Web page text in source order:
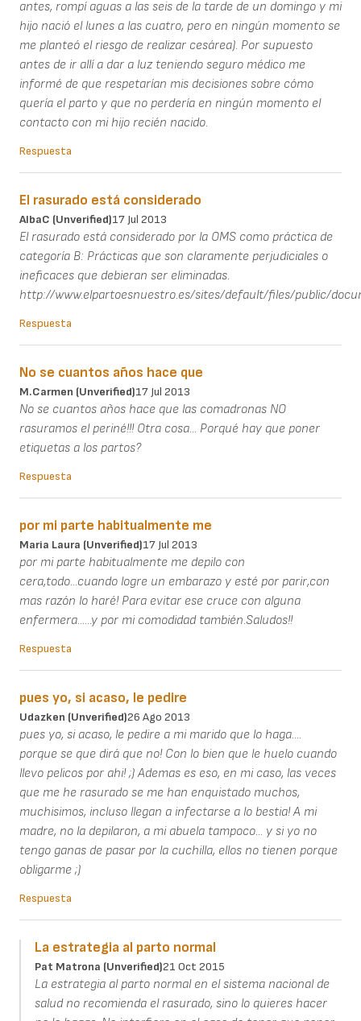
antes, rompí aguas a las seis de la tarde de un domingo y mi
hijo nació el lunes a las cuatro, pero en ningún momento se
me planteó el riesgo de realizar cesárea). Por supuesto
antes de ir allí a dar a luz teniendo seguro médico me
informé de que respetarían mis decisiones sobre cómo
quería el parto y que no perdería en ningún momento el
contacto con mi hijo recién nacido.
Respuesta
El rasurado está considerado
AlbaC (unverified)17 Jul 2013
El rasurado está considerado por la OMS como práctica de
categoría B: Prácticas que son claramente perjudiciales o
ineficaces que debieran ser eliminadas.
http://www.elpartoesnuestro.es/sites/default/files/public/
Respuesta
No se cuantos años hace que
M.Carmen (unverified)17 Jul 2013
No se cuantos años hace que las comadronas NO
rasuramos el periné!!! Otra cosa... Porqué hay que poner
etiquetas a los partos?
Respuesta
por mi parte habitualmente me
Maria Laura (unverified)17 Jul 2013
por mi parte habitualmente me depilo con
cera,todo...cuando logre un embarazo y esté por parir,con
mas razón lo haré! Para evitar ese cruce con alguna
enfermera......y por mi comodidad también.Saludos!!
Respuesta
pues yo, si acaso, le pedire
Udazken (unverified)26 Ago 2013
pues yo, si acaso, le pedire a mi marido que lo haga....
porque se que dirá que no! Con lo bien que le huelo cuando
llevo pelicos por ahi! ;) Ademas es eso, en mi caso, las veces
que me he rasurado se me han enquistado muchos,
muchisimos, incluso llegan a infectarse a lo bestia! A mi
madre, no la depilaron, a mi abuela tampoco... y si yo no
tengo ganas de pasar por la cuchilla, ellos no tienen porque
obligarme ;)
Respuesta
La estrategia al parto normal
Pat Matrona (unverified)21 Oct 2015
La estrategia al parto normal en el sistema nacional de
salud no recomienda el rasurado, sino lo quieres hacer